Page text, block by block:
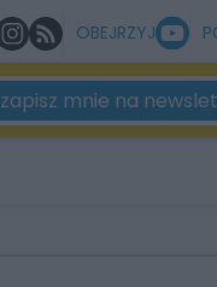
OBEJRZYJ
zapisz mnie na